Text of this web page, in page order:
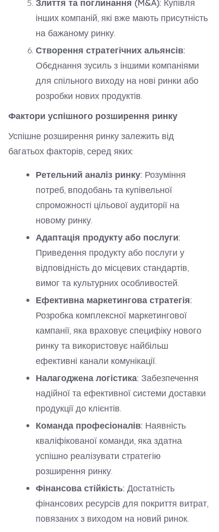
Злиття та поглинання (M&A): Купівля
інших компаній, які вже мають присутність
на бажаному ринку.
Створення стратегічних альянсів:
Обєднання зусиль з іншими компаніями
для спільного виходу на нові ринки або
розробки нових продуктів.
Фактори успішного розширення ринку
Успішне розширення ринку залежить від
багатьох факторів, серед яких:
Ретельний аналіз ринку: Розуміння
потреб, вподобань та купівельної
спроможності цільової аудиторії на
новому ринку.
Адаптація продукту або послуги:
Приведення продукту або послуги у
відповідність до місцевих стандартів,
вимог та культурних особливостей.
Ефективна маркетингова стратегія:
Розробка комплексної маркетингової
кампанії, яка враховує специфіку нового
ринку та використовує найбільш
ефективні канали комунікації.
Налагоджена логістика: Забезпечення
надійної та ефективної системи доставки
продукції до клієнтів.
Команда професіоналів: Наявність
кваліфікованої команди, яка здатна
успішно реалізувати стратегію
розширення ринку.
Фінансова стійкість: Достатність
фінансових ресурсів для покриття витрат,
повязаних з виходом на новий ринок.